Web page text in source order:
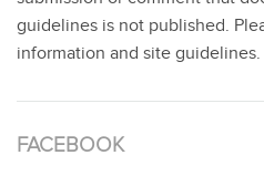
guidelines is not published.
information and site guidelines.
FACEBOOK